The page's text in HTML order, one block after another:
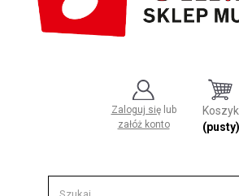
Zaloguj się lub
załóż konto
Koszyk
(pusty)